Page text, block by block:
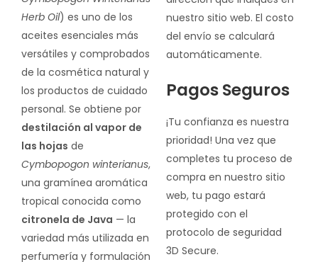
Herb Oil) es uno de los
aceites esenciales más
versátiles y comprobados
de la cosmética natural y
los productos de cuidado
personal. Se obtiene por
destilación al vapor de
las hojas de
Cymbopogon winterianus,
una gramínea aromática
tropical conocida como
citronela de Java — la
variedad más utilizada en
perfumería y formulación
nuestro sitio web. El costo
del envío se calculará
automáticamente.
Pagos Seguros
¡Tu confianza es nuestra
prioridad! Una vez que
completes tu proceso de
compra en nuestro sitio
web, tu pago estará
protegido con el
protocolo de seguridad
3D Secure.